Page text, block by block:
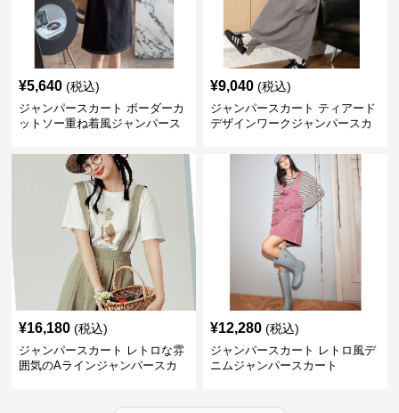
¥5,640 (税込)
ジャンパースカート ボーダーカ
ットソー重ね着風ジャンパース
¥9,040 (税込)
ジャンパースカート ティアード
デザインワークジャンパースカ
¥16,180 (税込)
ジャンパースカート レトロな雰
囲気のAラインジャンパースカ
¥12,280 (税込)
ジャンパースカート レトロ風デ
ニムジャンパースカート